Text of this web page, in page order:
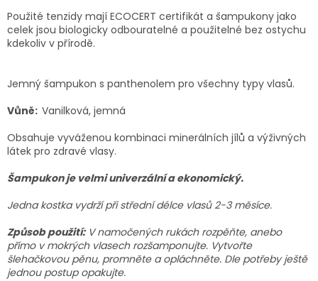
Použité tenzidy mají ECOCERT certifikát a šampukony jako
celek jsou biologicky odbouratelné a použitelné bez ostychu
kdekoliv v přírodě.
Jemný šampukon s panthenolem pro všechny typy vlasů.
Vůně: Vanilková, jemná
Obsahuje vyváženou kombinaci minerálních jílů a výživných
látek pro zdravé vlasy.
Šampukon je velmi univerzální a ekonomický.
Jedna kostka vydrží při střední délce vlasů 2-3 měsíce.
Způsob použití:V namočených rukách rozpěňte, anebo
přímo v mokrých vlasech rozšamponujte. Vytvořte
šlehačkovou pěnu, promněte a opláchněte. Dle potřeby ještě
jednou postup opakujte.